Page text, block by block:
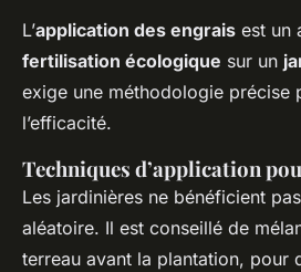
L’application des engrais est un
fertilisation écologique sur un
exige une méthodologie précise
l’efficacité.
Techniques d’application
Les jardinières ne bénéficient
aléatoire. Il est conseillé de
terreau avant la plantation, pour